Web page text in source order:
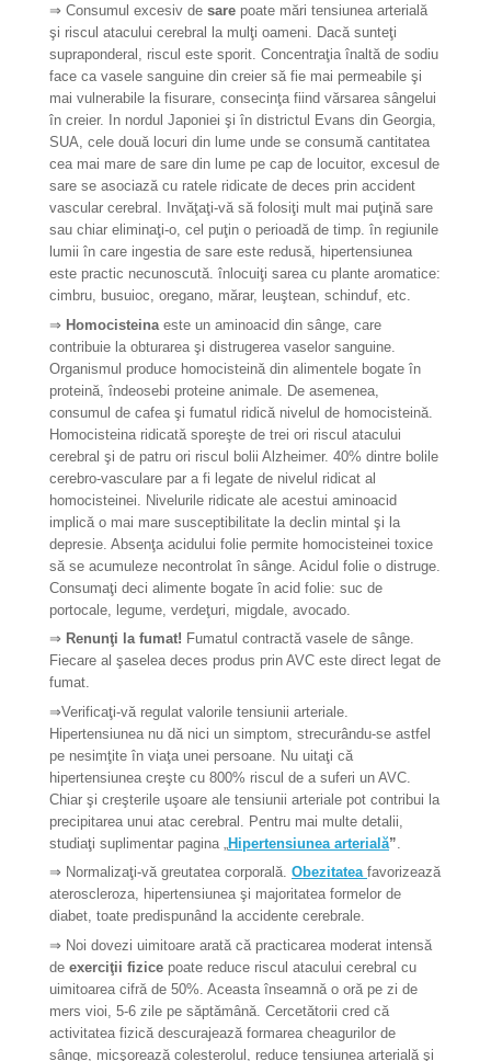
⇒ Consumul excesiv de sare poate mări tensiunea arterială
şi riscul atacului cerebral la mulţi oameni. Dacă sunteţi
supraponderal, riscul este sporit. Concentraţia înaltă de sodiu
face ca vasele sanguine din creier să fie mai permeabile şi
mai vulnerabile la fisurare, consecinţa fiind vărsarea sângelui
în creier. In nordul Japoniei şi în districtul Evans din Georgia,
SUA, cele două locuri din lume unde se consumă cantitatea
cea mai mare de sare din lume pe cap de locuitor, excesul de
sare se asociază cu ratele ridicate de deces prin accident
vascular cerebral. Invăţaţi-vă să folosiţi mult mai puţină sare
sau chiar eliminaţi-o, cel puţin o perioadă de timp. în regiunile
lumii în care ingestia de sare este redusă, hipertensiunea
este practic necunoscută. înlocuiţi sarea cu plante aromatice:
cimbru, busuioc, oregano, mărar, leuştean, schinduf, etc.
⇒ Homocisteina este un aminoacid din sânge, care
contribuie la obturarea şi distrugerea vaselor sanguine.
Organismul produce homocisteină din alimentele bogate în
proteină, îndeosebi proteine animale. De asemenea,
consumul de cafea şi fumatul ridică nivelul de homocisteină.
Homocisteina ridicată sporeşte de trei ori riscul atacului
cerebral şi de patru ori riscul bolii Alzheimer. 40% dintre bolile
cerebro-vasculare par a fi legate de nivelul ridicat al
homocisteinei. Nivelurile ridicate ale acestui aminoacid
implică o mai mare susceptibilitate la declin mintal şi la
depresie. Absenţa acidului folie permite homocisteinei toxice
să se acumuleze necontrolat în sânge. Acidul folie o distruge.
Consumaţi deci alimente bogate în acid folie: suc de
portocale, legume, verdeţuri, migdale, avocado.
⇒ Renunţi la fumat! Fumatul contractă vasele de sânge.
Fiecare al şaselea deces produs prin AVC este direct legat de
fumat.
⇒Verificaţi-vă regulat valorile tensiunii arteriale.
Hipertensiunea nu dă nici un simptom, strecurându-se astfel
pe nesimţite în viaţa unei persoane. Nu uitaţi că
hipertensiunea creşte cu 800% riscul de a suferi un AVC.
Chiar şi creşterile uşoare ale tensiunii arteriale pot contribui la
precipitarea unui atac cerebral. Pentru mai multe detalii,
studiaţi suplimentar pagina „ Hipertensiunea arterială”
⇒ Normalizaţi-vă greutatea corporală. Obezitatea favorizează
ateroscleroza, hipertensiunea şi majoritatea formelor de
diabet, toate predispunând la accidente cerebrale.
⇒ Noi dovezi uimitoare arată că practicarea moderat intensă
de exerciţii fizice poate reduce riscul atacului cerebral cu
uimitoarea cifră de 50%. Aceasta înseamnă o oră pe zi de
mers vioi, 5-6 zile pe săptămână. Cercetătorii cred că
activitatea fizică descurajează formarea cheagurilor de
sânge, micşorează colesterolul, reduce tensiunea arterială şi